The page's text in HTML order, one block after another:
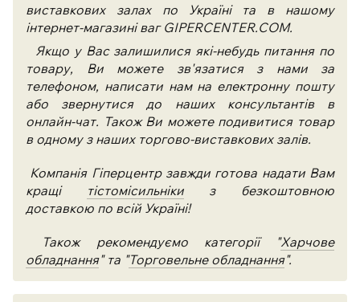
виставкових залах по Україні та в нашому
інтернет-магазині ваг GIPERCENTER.COM.
Якщо у Вас залишилися які-небудь питання по
товару, Ви можете зв'язатися з нами за
телефоном, написати нам на електронну пошту
або звернутися до наших консультантів в
онлайн-чат. Також Ви можете подивитися товар
в одному з наших торгово-виставкових залів.
Компанія Гіперцентр завжди готова надати Вам
кращі
тістомісильніки
з безкоштовною
доставкою по всій Україні!
Також рекомендуємо категорії "Харчове
обладнання" та "Торговельне обладнання".